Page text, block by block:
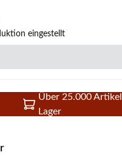
eingestellt
Über 25.000
Lager